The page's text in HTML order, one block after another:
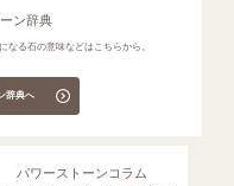
ン辞典
なる石の意味などはこちらから。
辞典へ
パワーストーンコラム